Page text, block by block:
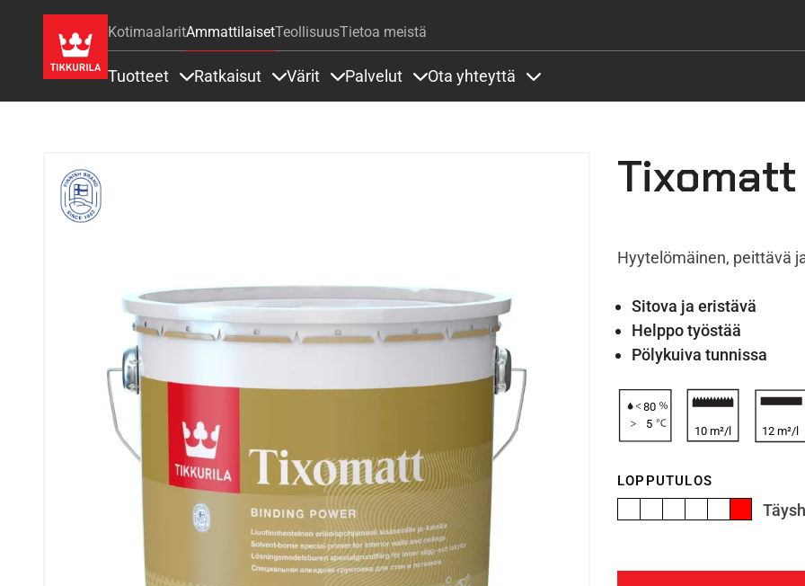
KotimaalaritAmmattilaisetTeollisuusTietoa meistä
Tuotteet Ratkaisut Värit Palvelut Ota yhteyttä
Tixomatt
Hyytelömäinen, peittävä
Sitova ja eristävä
Helppo työstää
Pölykuiva tunnissa
80
5
10 m²/l 12 m²/l
LOPPUTULOS